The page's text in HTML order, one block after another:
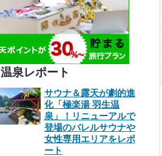
温泉レポート
サウナ＆露天が劇的進
化「極楽湯 羽生温
泉」！リニューアルで
登場のバレルサウナや
女性専用エリアをレポ
ート